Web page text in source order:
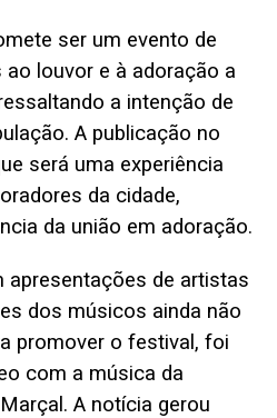
ser um evento de
louvor e à adoração a
a intenção de
A publicação no
será uma experiência
da cidade,
da união em adoração.
apresentações de artistas
dos músicos ainda não
promover o festival, foi
com a música da
A notícia gerou